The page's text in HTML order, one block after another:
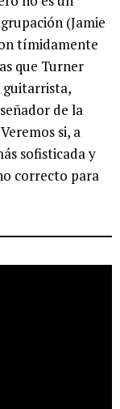
(Jamie
tímidamente
que Turner
guitarrista,
de la
si, a
sofisticada y
correcto para